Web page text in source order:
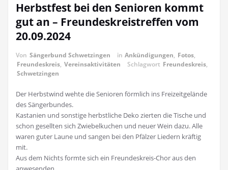
Herbstfest bei den Senioren kommt
gut an – Freundeskreistreffen vom
20.09.2024
Von Sängerbund Schwetzingen in Ankündigungen, Fotos,
Freundeskreis, Vereinsaktivitäten Schlagwort Freundeskreis,
Schwetzingen
Der Herbstwind wehte die Senioren förmlich ins Freizeitgelände
des Sängerbundes.
Kastanien und sonstige herbstliche Deko zierten die Tische und
schon gesellten sich Zwiebelkuchen und neuer Wein dazu. Alle
waren guter Laune und sangen bei den Pfälzer Liedern kräftig
mit.
Aus dem Nichts formte sich ein Freundeskreis-Chor aus den